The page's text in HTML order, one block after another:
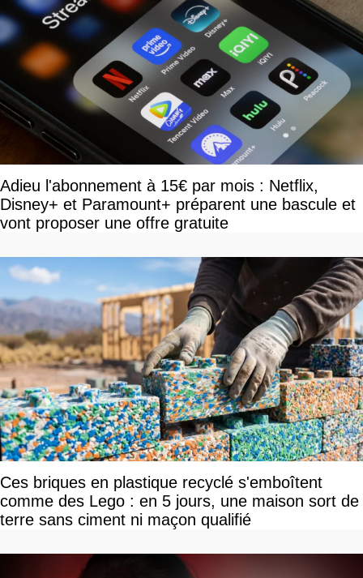
Adieu l'abonnement à 15€ par mois : Netflix,
Disney+ et Paramount+ préparent une bascule et
vont proposer une offre gratuite
Ces briques en plastique recyclé s'emboîtent
comme des Lego : en 5 jours, une maison sort de
terre sans ciment ni maçon qualifié